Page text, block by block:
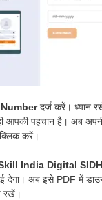
Numberदर्ज करें। ध्यान
आपकी पहचान है। अब
करें।
India Digital
देगा। अब इसे PDF में
रखें।